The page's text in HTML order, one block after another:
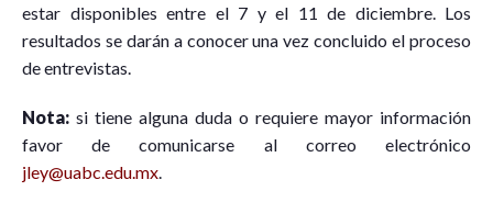
estar disponibles entre el 7 y el 11 de diciembre. Los
resultados se darán a conocer una vez concluido el proceso
de entrevistas.
Nota: si tiene alguna duda o requiere mayor información
favor de comunicarse al correo electrónico
jley@uabc.edu.mx.